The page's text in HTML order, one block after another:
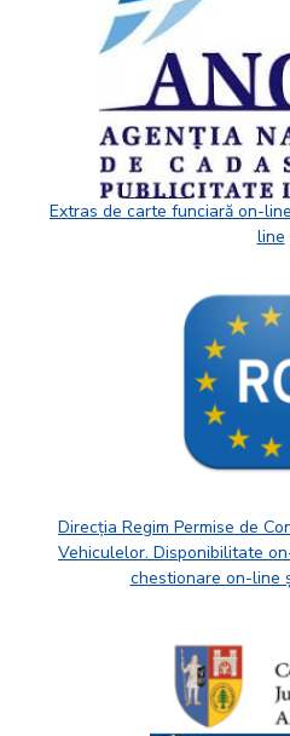
Extras de carte funciară on-
line
Direcția Regim Permise de
Vehiculelor. Disponibilitate
chestionare on-line